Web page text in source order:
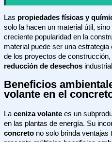
Las propiedades físicas y
solo la hacen un material útil,
creciente popularidad en la
material puede ser una
de los proyectos de
reducción de desechos
Beneficios
volante en el
La ceniza volante es un
en las plantas de energía. Su
concreto no solo brinda